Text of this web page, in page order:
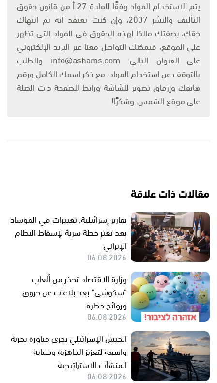
يتم الاستخدام المواد وفقًا للمادة 27 أ من قانون حقوق
التأليف والنشر 2007، وإن كنت تعتقد أنه تم انتهاك
حقك، بصفتك مالكًا لهذه الحقوق في المواد التي تظهر
على الموقع، فيمكنك التواصل معنا عبر البريد الإلكتروني
على العنوان التالي: info@ashams.com والطلب
بالتوقف عن استخدام المواد، مع ذكر اسمك الكامل ورقم
هاتفك وإرفاق تصوير للشاشة ورابط للصفحة ذات الصلة
على موقع الشمس. وشكرًا!
مقالات ذات علاقة
تقارير إسرائيلية: تغييرات في الموساد
بعد تعثر خطة سرية لإسقاط النظام
الإيراني
06.08.2026
وزارة الاقتصاد تحذر من ألعاب
"سكوشي" بعد بلاغات عن حروق
وروائح خطرة
06.08.2026
الجيش الإسرائيلي يجري مناورة بحرية
واسعة لتعزيز الجاهزية وحماية
المنشآت الاستراتيجية
06.08.2026